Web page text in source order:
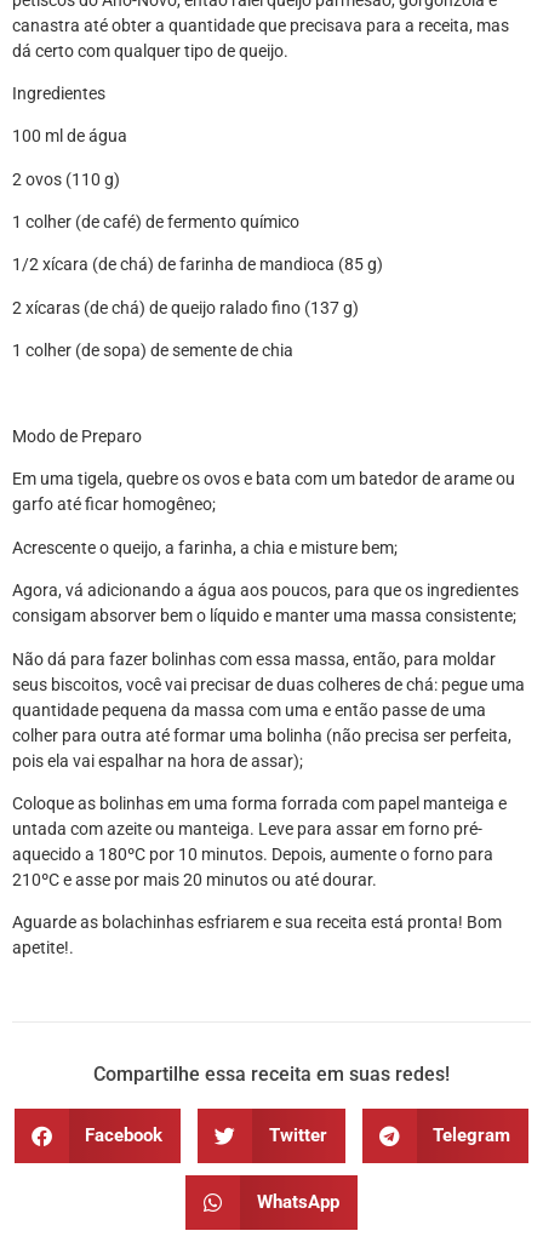
canastra até obter a quantidade que precisava para a receita, mas
dá certo com qualquer tipo de queijo.
Ingredientes
100 ml de água
2 ovos (110 g)
1 colher (de café) de fermento químico
1/2 xícara (de chá) de farinha de mandioca (85 g)
2 xícaras (de chá) de queijo ralado fino (137 g)
1 colher (de sopa) de semente de chia
Modo de Preparo
Em uma tigela, quebre os ovos e bata com um batedor de arame ou
garfo até ficar homogêneo;
Acrescente o queijo, a farinha, a chia e misture bem;
Agora, vá adicionando a água aos poucos, para que os ingredientes
consigam absorver bem o líquido e manter uma massa consistente;
Não dá para fazer bolinhas com essa massa, então, para moldar
seus biscoitos, você vai precisar de duas colheres de chá: pegue uma
quantidade pequena da massa com uma e então passe de uma
colher para outra até formar uma bolinha (não precisa ser perfeita,
pois ela vai espalhar na hora de assar);
Coloque as bolinhas em uma forma forrada com papel manteiga e
untada com azeite ou manteiga. Leve para assar em forno pré-
aquecido a 180ºC por 10 minutos. Depois, aumente o forno para
210ºC e asse por mais 20 minutos ou até dourar.
Aguarde as bolachinhas esfriarem e sua receita está pronta! Bom
apetite!.
Compartilhe essa receita em suas redes!
Facebook Twitter Telegram
WhatsApp